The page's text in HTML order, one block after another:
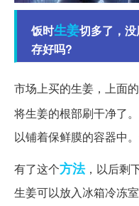
饭时生姜切多了，
存好吗?
市场上买的生姜，上面
将生姜的根部刷干净了
以铺着保鲜膜的容器中
有了这个方法，以后剩
生姜可以放入冰箱冷冻